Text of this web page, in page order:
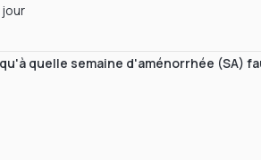
jour
quelle semaine d'aménorrhée (SA)